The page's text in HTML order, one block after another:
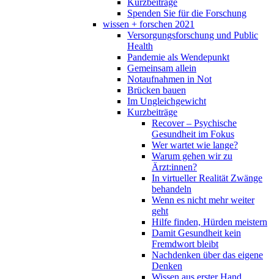
Kurzbeiträge
Spenden Sie für die Forschung
wissen + forschen 2021
Versorgungsforschung und Public
Health
Pandemie als Wendepunkt
Gemeinsam allein
Notaufnahmen in Not
Brücken bauen
Im Ungleichgewicht
Kurzbeiträge
Recover – Psychische
Gesundheit im Fokus
Wer wartet wie lange?
Warum gehen wir zu
Ärzt:innen?
In virtueller Realität Zwänge
behandeln
Wenn es nicht mehr weiter
geht
Hilfe finden, Hürden meistern
Damit Gesundheit kein
Fremdwort bleibt
Nachdenken über das eigene
Denken
Wissen aus erster Hand